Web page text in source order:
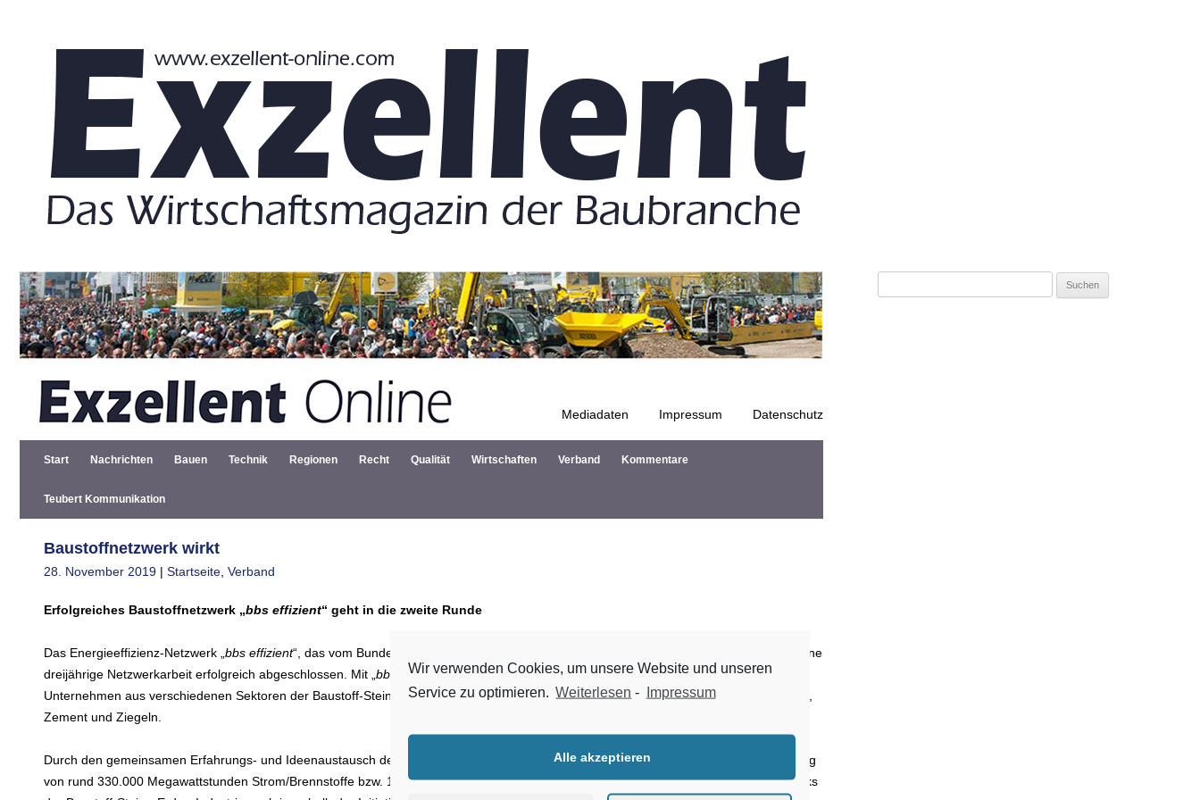
Mediadaten Impressum Datenschutz
Zum Inhalt springen
Start Nachrichten Bauen Technik Regionen Recht Qualität Wirtschaften Verband Kommentare
Teubert Kommunikation
Baustoffnetzwerk wirkt
28. November 2019 | Startseite Verband
Erfolgreiches Baustoffnetzwerk „bbs effizient“ geht in die zweite Runde
Das Energieeffizienz-Netzwerk „ bbs effizient“, das vom Bundesverband Baustoffe – Steine und Erden e.V. (bbs) organisiert wird, hat seine
dreijährige Netzwerkarbeit erfolgreich abgeschlossen. Mit „ bbs effizient 2.0“ geht das Netzwerk in die zweite Runde. Teilnehmer sind
Unternehmen aus verschiedenen Sektoren der Baustoff-Steine-Erden-Industrie, u. a. Hersteller von Kalk, Gips, Naturstein, Mineralwolle,
Zement und Ziegeln.
Durch den gemeinsamen Erfahrungs- und Ideenaustausch der Experten erreichten die beteiligten Unternehmen bislang eine Einsparung
von rund 330.000 Megawattstunden Strom/Brennstoffe bzw. 100.000 Tonnen CO2 pro Jahr. Damit sind die Einsparerfolge des Netzwerks
Wir verwenden Cookies, um unsere Website und unseren
Service zu optimieren. Weiterlesen - Impressum
Alle akzeptieren